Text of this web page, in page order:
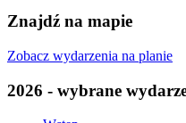
Znajdź na mapie
Zobacz wydarzenia na planie
2026 - wybrane